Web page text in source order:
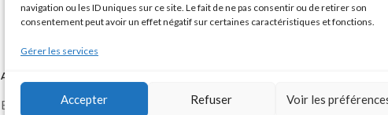
navigation ou les ID uniques sur ce site. Le fait de ne pas consentir ou de retirer son
consentement peut avoir un effet négatif sur certaines caractéristiques et fonctions.
Gérer les services
Accepter Refuser Voir les
Ethernet 10/100
Capteur 6 axes,
gyroscopes
AUTRES INFORMATIONS :
En partenariat avec